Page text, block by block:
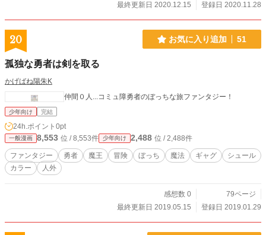
最終更新日 2020.12.15
登録日 2020.11.28
20 お気に入り追加 51
孤独な勇者は剣を取る
かげばね陽朱K
仲間０人...コミュ障勇者のぼっちな旅ファンタジー！
少年向け 完結
24h.ポイント 0pt
一般漫画 8,553 位 / 8,553件 少年向け 2,488 位 / 2,488件
ファンタジー 勇者 魔王 冒険 ぼっち 魔法 ギャグ
シュール
カラー
人外
感想数 0
79ページ
最終更新日 2019.05.15
登録日 2019.01.29